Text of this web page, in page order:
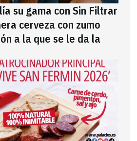
su gama con Sin Filtrar
cerveza con zumo
a la que se le da la